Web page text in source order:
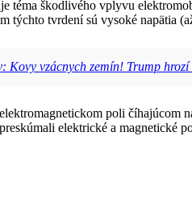
téma škodlivého vplyvu
týchto tvrdení sú vysoké napätia
Kovy vzácnych zemín! Trump hrozí
poli číhajúcom
elektrické a magnetické